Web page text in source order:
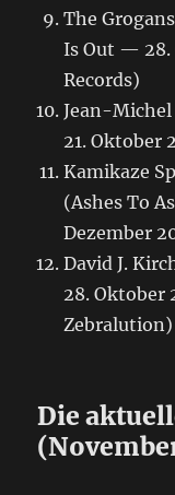
The
Is Out — 28.
Records)
Jean-
21. Oktober
Kamikaze
(Ashes To
Dezember
David J.
28.
Zebralution)
Die